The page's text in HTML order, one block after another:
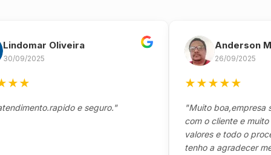
Oliveira
2025
e seguro."
Anderson
26/09/2025
★★★
"Muito boa,empresa séria
com o cliente e muito
valores e todo o processo
tenho a agradecer